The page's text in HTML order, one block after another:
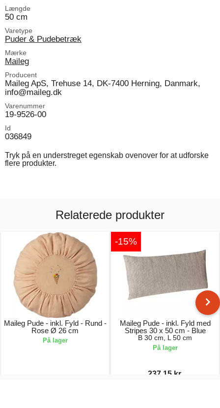
Længde
50 cm
Varetype
Puder & Pudebetræk
Mærke
Maileg
Producent
Maileg ApS, Trehuse 14, DK-7400 Herning, Danmark,
info@maileg.dk
Varenummer
19-9526-00
Id
036849
Tryk på en understreget egenskab ovenover for at udforske
flere produkter.
Relaterede produkter
Maileg Pude - inkl. Fyld - Rund -
Rose Ø 26 cm
På lager
-15%
Maileg Pude - inkl. Fyld med
Stripes 30 x 50 cm - Blue
B 30 cm, L 50 cm
På lager
237,15 kr.